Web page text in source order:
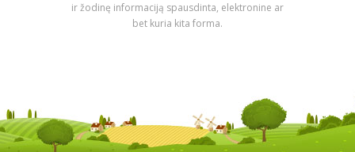
ir žodinę informaciją spausdinta, elektronine ar
bet kuria kita forma.